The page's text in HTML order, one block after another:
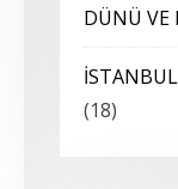
DÜNÜ VE
(18)